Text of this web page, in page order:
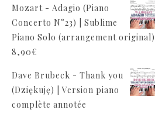
Mozart - Adagio (Piano
Concerto N°23) | Sublime
Piano Solo (arrangement original)
8,90€
Dave Brubeck - Thank you
(Dziękuję) | Version piano
complète annotée